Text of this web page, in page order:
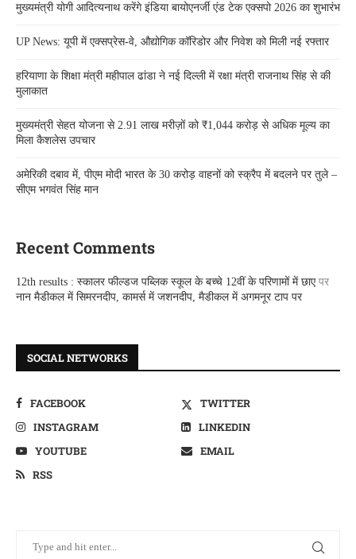
मुख्यमंत्री योगी आदित्यनाथ करेंगे इंडिया बायोएनर्जी एंड टेक एक्सपो 2026 का शुभारंभ
UP News: यूपी में एक्सप्रेस-वे, औद्योगिक कॉरिडोर और निवेश को मिली नई रफ्तार
हरियाणा के शिक्षा मंत्री महीपाल ढांडा ने नई दिल्ली में रक्षा मंत्री राजनाथ सिंह से की
मुलाकात
मुख्यमंत्री सेहत योजना से 2.91 लाख मरीज़ों को ₹1,044 करोड़ से अधिक मूल्य का
मिला कैशलेस उपचार
अमेरिकी दबाव में, पीएम मोदी भारत के 30 करोड़ वाहनों को स्क्रैप में बदलने पर तुले –
सीएम भगवंत सिंह मान
Recent Comments
12th results : स्कालर फील्डज पब्लिक स्कूल के बच्चे 12वीं के परिणामों में छाएपर
नान मैडीकल में सिमरनदीप, कामर्स में जशनदीप, मैडीकल में अगमनूर टाप पर
SOCIAL NETWORKS
FACEBOOK
TWITTER
INSTAGRAM
LINKEDIN
YOUTUBE
EMAIL
RSS